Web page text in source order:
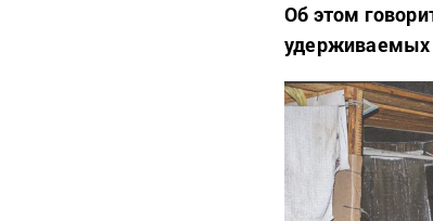
Об этом
удерживаемых